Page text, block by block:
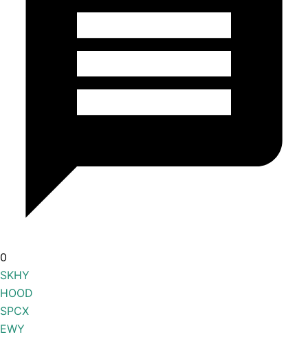
0
SKHY
HOOD
SPCX
EWY